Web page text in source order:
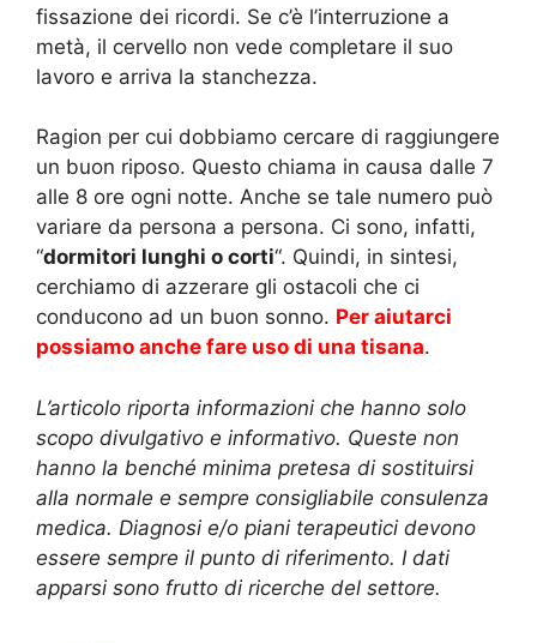
fissazione dei ricordi. Se c’è l’interruzione a
metà, il cervello non vede completare il suo
lavoro e arriva la stanchezza.
Ragion per cui dobbiamo cercare di raggiungere
un buon riposo. Questo chiama in causa dalle 7
alle 8 ore ogni notte. Anche se tale numero può
variare da persona a persona. Ci sono, infatti,
“dormitori lunghi o corti“. Quindi, in sintesi,
cerchiamo di azzerare gli ostacoli che ci
conducono ad un buon sonno. Per aiutarci
possiamo anche fare uso di una tisana.
L’articolo riporta informazioni che hanno solo
scopo divulgativo e informativo. Queste non
hanno la benché minima pretesa di sostituirsi
alla normale e sempre consigliabile consulenza
medica. Diagnosi e/o piani terapeutici devono
essere sempre il punto di riferimento. I dati
apparsi sono frutto di ricerche del settore.